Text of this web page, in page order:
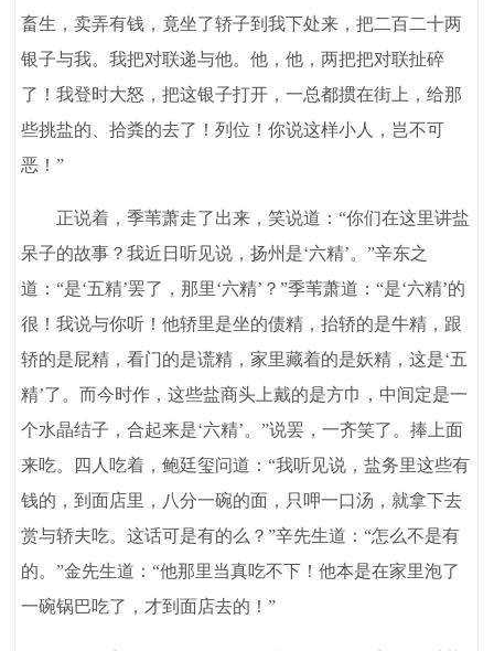
畜生，卖弄有钱，竟坐了轿子到我下处来，把二百二十两
银子与我。我把对联递与他。他，他，两把把对联扯碎
了！我登时大怒，把这银子打开，一总都掼在街上，给那
些挑盐的、拾粪的去了！列位！你说这样小人，岂不可
恶！”
正说着，季苇萧走了出来，笑说道：“你们在这里讲盐
呆子的故事？我近日听见说，扬州是‘六精’。”辛东之
道：“是‘五精’罢了，那里‘六精’？”季苇萧道：“是‘六精’的
很！我说与你听！他轿里是坐的债精，抬轿的是牛精，跟
轿的是屁精，看门的是谎精，家里藏着的是妖精，这是‘五
精’了。而今时作，这些盐商头上戴的是方巾，中间定是一
个水晶结子，合起来是‘六精’。”说罢，一齐笑了。捧上面
来吃。四人吃着，鲍廷玺问道：“我听见说，盐务里这些有
钱的，到面店里，八分一碗的面，只呷一口汤，就拿下去
赏与轿夫吃。这话可是有的么？”辛先生道：“怎么不是有
的。”金先生道：“他那里当真吃不下！他本是在家里泡了
一碗锅巴吃了，才到面店去的！”